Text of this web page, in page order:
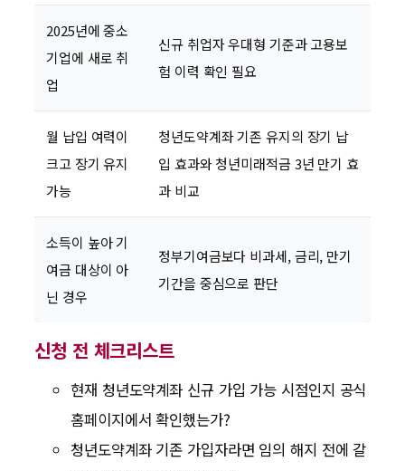
2025년에 중소
기업에 새로 취
업
신규 취업자 우대형 기준과 고용보
험 이력 확인 필요
월 납입 여력이
크고 장기 유지
가능
청년도약계좌 기존 유지의 장기 납
입 효과와 청년미래적금 3년 만기 효
과 비교
소득이 높아 기
여금 대상이 아
닌 경우
정부기여금보다 비과세, 금리, 만기
기간을 중심으로 판단
신청 전 체크리스트
현재 청년도약계좌 신규 가입 가능 시점인지 공식
홈페이지에서 확인했는가?
청년도약계좌 기존 가입자라면 임의 해지 전에 갈